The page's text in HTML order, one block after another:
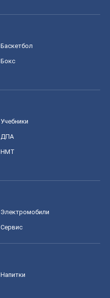
Баскетбол
Бокс
Учебники
ДПА
НМТ
Электромобили
Сервис
Напитки